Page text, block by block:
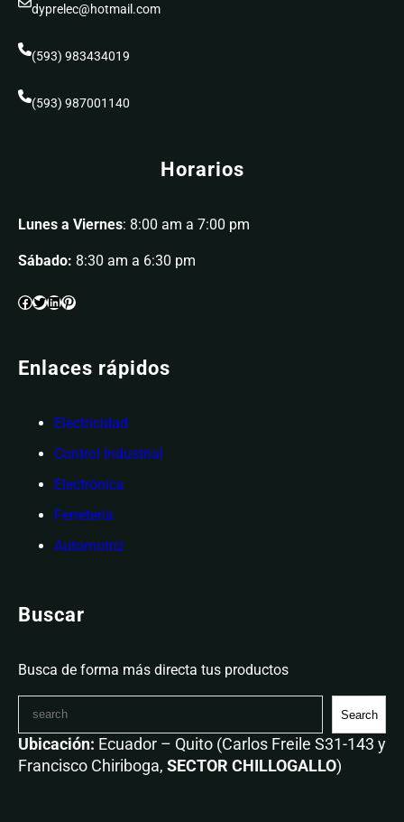
dyprelec@hotmail.com
(593) 983434019
(593) 987001140
Horarios
Lunes a Viernes: 8:00 am a 7:00 pm
Sábado: 8:30 am a 6:30 pm
Enlaces rápidos
Electricidad
Control Industrial
Electrónica
Ferretería
Automotriz
Buscar
Busca de forma más directa tus productos
Search
Ubicación: Ecuador – Quito (Carlos Freile S31-143 y
Francisco Chiriboga, SECTOR CHILLOGALLO)